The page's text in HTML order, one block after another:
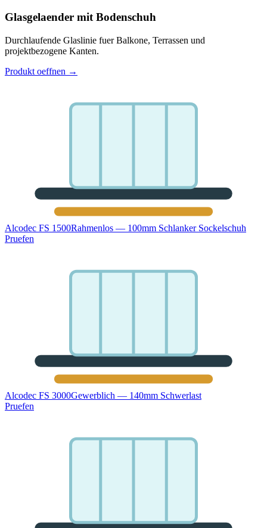
Glasgelaender mit Bodenschuh
Durchlaufende Glaslinie fuer Balkone, Terrassen und
projektbezogene Kanten.
Produkt oeffnen →
Alcodec FS 1500Rahmenlos — 100mm Schlanker Sockelschuh
Pruefen
Alcodec FS 3000Gewerblich — 140mm Schwerlast
Pruefen